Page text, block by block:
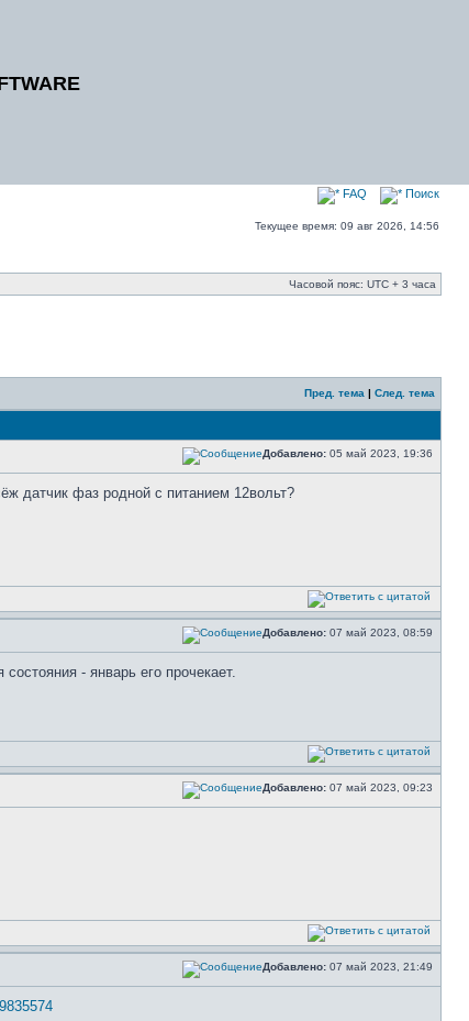
FAQ Поиск
Текущее время: 09 авг 2026, 14:56
Часовой пояс: UTC + 3 часа
Пред. тема | След. тема
Добавлено: 05 май 2023, 19:36
датчик фаз родной с питанием 12вольт?
Добавлено: 07 май 2023, 08:59
- январь его прочекает.
Добавлено: 07 май 2023, 09:23
Добавлено: 07 май 2023, 21:49